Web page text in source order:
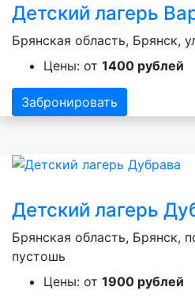
Детский лагерь
Брянская область, Брянск,
Цены: от 1400 рублей
Забронировать
Детский лагерь
Брянская область, Брянск,
пустошь
Цены: от 1900 рублей